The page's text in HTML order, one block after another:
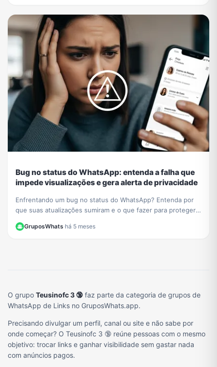
Bug no status do WhatsApp: entenda a falha que
impede visualizações e gera alerta de privacidade
Enfrentando um bug no status do WhatsApp? Entenda por
que suas atualizações sumiram e o que fazer para proteger
GruposWhats·há 5 meses
O grupo Teusinofc 3 🔞 faz parte da categoria de grupos de
WhatsApp de Links no GruposWhats.app.
Precisando divulgar um perfil, canal ou site e não sabe por
onde começar? O Teusinofc 3 🔞 reúne pessoas com o mesmo
objetivo: trocar links e ganhar visibilidade sem gastar nada
com anúncios pagos.